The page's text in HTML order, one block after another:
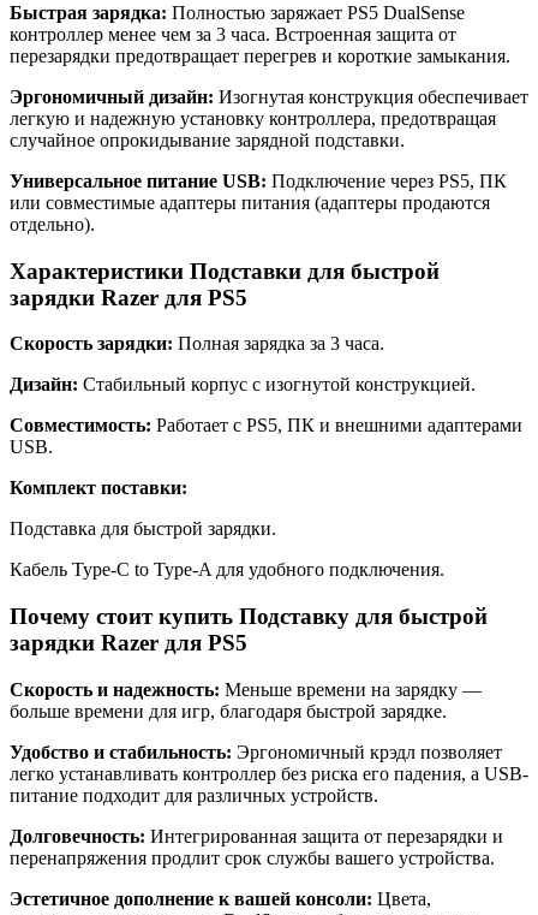
Быстрая зарядка: Полностью заряжает PS5 DualSense
контроллер менее чем за 3 часа. Встроенная защита от
перезарядки предотвращает перегрев и короткие замыкания.
Эргономичный дизайн: Изогнутая конструкция обеспечивает
легкую и надежную установку контроллера, предотвращая
случайное опрокидывание зарядной подставки.
Универсальное питание USB: Подключение через PS5, ПК
или совместимые адаптеры питания (адаптеры продаются
отдельно).
Характеристики Подставки для быстрой
зарядки Razer для PS5
Скорость зарядки: Полная зарядка за 3 часа.
Дизайн: Стабильный корпус с изогнутой конструкцией.
Совместимость: Работает с PS5, ПК и внешними адаптерами
USB.
Комплект поставки:
Подставка для быстрой зарядки.
Кабель Type-C to Type-A для удобного подключения.
Почему стоит купить Подставку для быстрой
зарядки Razer для PS5
Скорость и надежность: Меньше времени на зарядку —
больше времени для игр, благодаря быстрой зарядке.
Удобство и стабильность: Эргономичный крэдл позволяет
легко устанавливать контроллер без риска его падения, а USB-
питание подходит для различных устройств.
Долговечность: Интегрированная защита от перезарядки и
перенапряжения продлит срок службы вашего устройства.
Эстетичное дополнение к вашей консоли: Цвета,